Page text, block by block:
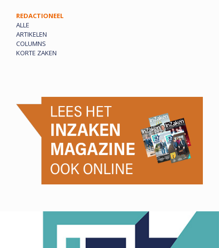
REDACTIONEEL
ALLE
ARTIKELEN
COLUMNS
KORTE ZAKEN